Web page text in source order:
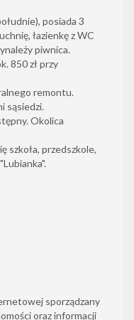
posiada 3
łazienkę z WC
piwnica.
850 zł przy
remontu.
sąsiedzi.
Okolica
szkoła, przedszkole,
sporządzany
oraz informacji